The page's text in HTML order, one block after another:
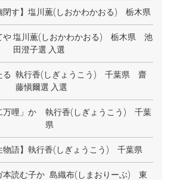
す】 塩川薫(しおかわかおる) 栃木県
や 塩川薫(しおかわかおる) 栃木県 池
田澄子選 入選
る 執行香(しぎょうこう) 千葉県 齋
藤愼爾選 入選
万哩」か
執行香(しぎょうこう) 千葉
県
語】 執行香(しぎょうこう) 千葉県
本読む子か 島織布(しまおりーぶ) 東